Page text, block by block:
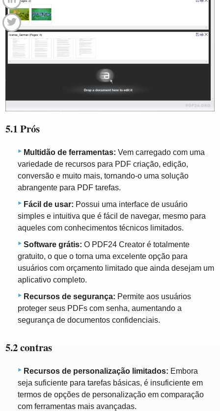
5.1 Prós
Multidão de ferramentas: Vem carregado com uma
variedade de recursos para PDF criação, edição,
conversão e muito mais, tornando-o uma solução
abrangente para PDF tarefas.
Fácil de usar: Possui uma interface de usuário
simples e intuitiva que é fácil de navegar, mesmo para
aqueles com conhecimentos técnicos limitados.
Software grátis: O PDF24 Creator é totalmente
gratuito, o que o torna uma excelente opção para
usuários com orçamento limitado que ainda desejam um
aplicativo completo.
Recursos de segurança: Permite aos usuários
proteger seus PDFs com senha, aumentando a
segurança de documentos confidenciais.
5.2 contras
Recursos de personalização limitados: Embora
seja suficiente para tarefas básicas, é insuficiente em
termos de opções de personalização em comparação
com ferramentas mais avançadas.